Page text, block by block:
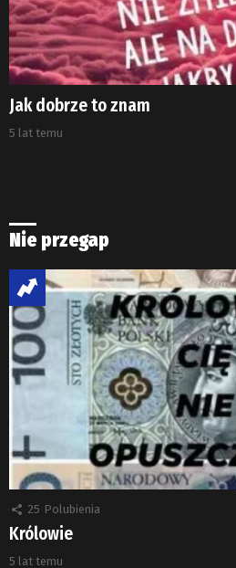
Jak dobrze to znam
5 lat temu
Nie przegap
25 Polubienia
Królowie
5 lat temu